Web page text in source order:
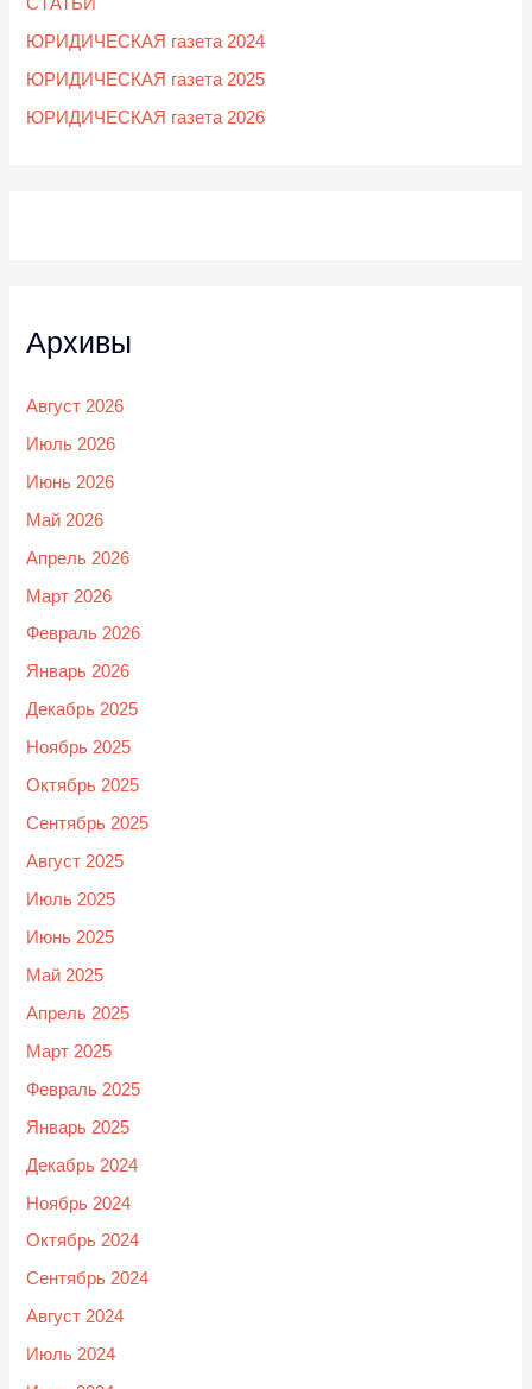
ЮРИДИЧЕСКАЯ газета 2024
ЮРИДИЧЕСКАЯ газета 2025
ЮРИДИЧЕСКАЯ газета 2026
Архивы
Август 2026
Июль 2026
Июнь 2026
Май 2026
Апрель 2026
Март 2026
Февраль 2026
Январь 2026
Декабрь 2025
Ноябрь 2025
Октябрь 2025
Сентябрь 2025
Август 2025
Июль 2025
Июнь 2025
Май 2025
Апрель 2025
Март 2025
Февраль 2025
Январь 2025
Декабрь 2024
Ноябрь 2024
Октябрь 2024
Сентябрь 2024
Август 2024
Июль 2024